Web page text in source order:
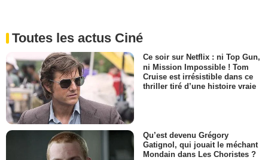
Toutes les actus Ciné
Ce soir sur Netflix : ni Top Gun,
ni Mission Impossible ! Tom
Cruise est irrésistible dans ce
thriller tiré d’une histoire vraie
Qu’est devenu Grégory
Gatignol, qui jouait le méchant
Mondain dans Les Choristes ?